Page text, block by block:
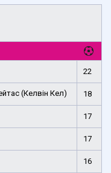
22
(Келвін Кел) 18
17
17
16